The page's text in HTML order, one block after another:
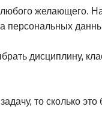
любого желающего.
персональных
дисциплину,
то сколько это